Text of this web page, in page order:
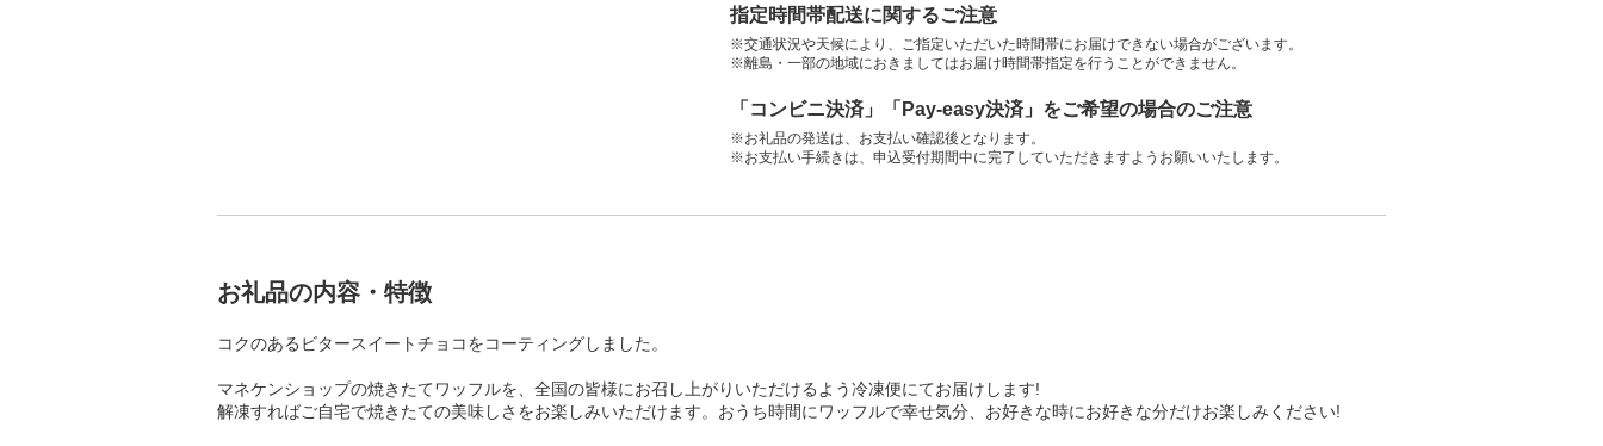
指定時間帯配送に関するご注意
※交通状況や天候により、ご指定いただいた時間帯にお届けできない場合がございます。
※離島・一部の地域におきましてはお届け時間帯指定を行うことができません。
「コンビニ決済」「Pay-easy決済」をご希望の場合のご注意
※お礼品の発送は、お支払い確認後となります。
※お支払い手続きは、申込受付期間中に完了していただきますようお願いいたします。
お礼品の内容・特徴
コクのあるビタースイートチョコをコーティングしました。
マネケンショップの焼きたてワッフルを、全国の皆様にお召し上がりいただけるよう冷凍便にてお届けします!
解凍すればご自宅で焼きたての美味しさをお楽しみいただけます。おうち時間にワッフルで幸せ気分、お好きな時にお好きな分だけお楽しみください!